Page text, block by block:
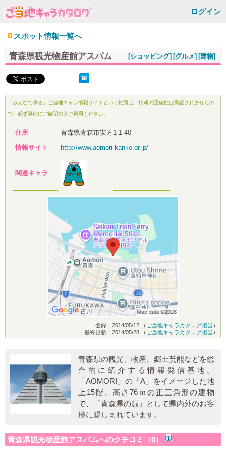
ログイン
スポット情報一覧へ
青森県観光物産館アスパム [建物]
[グルメ]
[ショッピング]
「みんなで作る」ご当地キャラ情報サイトという性質上、情報の正確性は保証されませんの
で、必ず事前にご確認の上ご利用ください。
住所
青森県青森市安方1-1-40
情報サイト
http://www.aomori-kanko.or.jp/
関連キャラ
登録：2014/05/12 （ ご当地キャラカタログ担当 ）
最終更新：2014/05/28 （ ご当地キャラカタログ担当 ）
青森県の観光、物産、郷土芸能などを総
合的に紹介する情報発信基地。
「AOMORI」の「A」をイメージした地
上15階、高さ76ｍの正三角形の建物
で、「青森県の顔」として県内外のお客
様に親しまれています。
青森県観光物産館アスパムへのクチコミ（0）